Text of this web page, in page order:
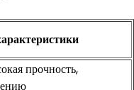
прочность,